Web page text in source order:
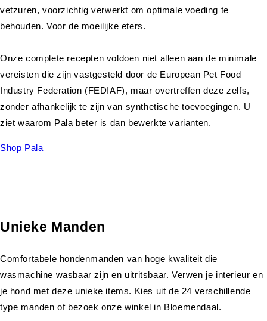
vetzuren, voorzichtig verwerkt om optimale voeding te
behouden. Voor de moeilijke eters.
Onze complete recepten voldoen niet alleen aan de minimale
vereisten die zijn vastgesteld door de European Pet Food
Industry Federation (FEDIAF), maar overtreffen deze zelfs,
zonder afhankelijk te zijn van synthetische toevoegingen. U
ziet waarom Pala beter is dan bewerkte varianten.
Shop Pala
Unieke Manden
Comfortabele hondenmanden van hoge kwaliteit die
wasmachine wasbaar zijn en uitritsbaar. Verwen je interieur en
je hond met deze unieke items. Kies uit de 24 verschillende
type manden of bezoek onze winkel in Bloemendaal.